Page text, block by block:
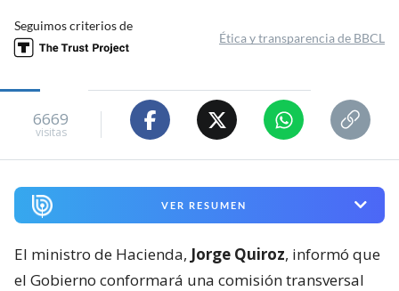
Seguimos criterios de
Ética y transparencia de BBCL
6669
visitas
VER RESUMEN
El ministro de Hacienda, Jorge Quiroz, informó que
el Gobierno conformará una comisión transversal